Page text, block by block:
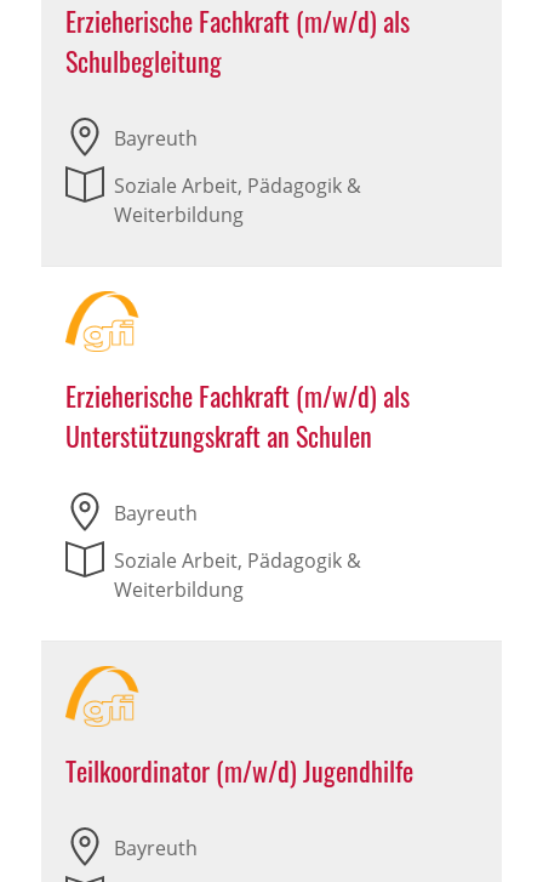
Erzieherische Fachkraft (m/w/d) als
Schulbegleitung
Bayreuth
Soziale Arbeit, Pädagogik &
Weiterbildung
Erzieherische Fachkraft (m/w/d) als
Unterstützungskraft an Schulen
Bayreuth
Soziale Arbeit, Pädagogik &
Weiterbildung
Teilkoordinator (m/w/d) Jugendhilfe
Bayreuth